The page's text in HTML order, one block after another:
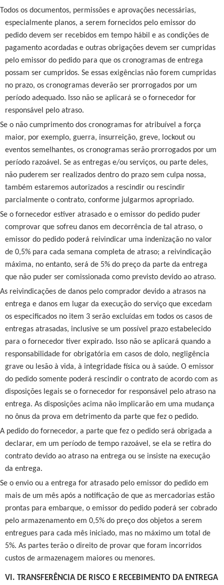
Todos os documentos, permissões e aprovações necessárias,
especialmente planos, a serem fornecidos pelo emissor do
pedido devem ser recebidos em tempo hábil e as condições de
pagamento acordadas e outras obrigações devem ser cumpridas
pelo emissor do pedido para que os cronogramas de entrega
possam ser cumpridos. Se essas exigências não forem cumpridas
no prazo, os cronogramas deverão ser prorrogados por um
período adequado. Isso não se aplicará se o fornecedor for
responsável pelo atraso.
Se o não cumprimento dos cronogramas for atribuível a força
maior, por exemplo, guerra, insurreição, greve, lockout ou
eventos semelhantes, os cronogramas serão prorrogados por um
período razoável. Se as entregas e/ou serviços, ou parte deles,
não puderem ser realizados dentro do prazo sem culpa nossa,
também estaremos autorizados a rescindir ou rescindir
parcialmente o contrato, conforme julgarmos apropriado.
Se o fornecedor estiver atrasado e o emissor do pedido puder
comprovar que sofreu danos em decorrência de tal atraso, o
emissor do pedido poderá reivindicar uma indenização no valor
de 0,5% para cada semana completa de atraso; a reivindicação
máxima, no entanto, será de 5% do preço da parte da entrega
que não puder ser comissionada como previsto devido ao atraso.
As reivindicações de danos pelo comprador devido a atrasos na
entrega e danos em lugar da execução do serviço que excedam
os especificados no item 3 serão excluídas em todos os casos de
entregas atrasadas, inclusive se um possível prazo estabelecido
para o fornecedor tiver expirado. Isso não se aplicará quando a
responsabilidade for obrigatória em casos de dolo, negligência
grave ou lesão à vida, à integridade física ou à saúde. O emissor
do pedido somente poderá rescindir o contrato de acordo com as
disposições legais se o fornecedor for responsável pelo atraso na
entrega. As disposições acima não implicarão em uma mudança
no ônus da prova em detrimento da parte que fez o pedido.
A pedido do fornecedor, a parte que fez o pedido será obrigada a
declarar, em um período de tempo razoável, se ela se retira do
contrato devido ao atraso na entrega ou se insiste na execução
da entrega.
Se o envio ou a entrega for atrasado pelo emissor do pedido em
mais de um mês após a notificação de que as mercadorias estão
prontas para embarque, o emissor do pedido poderá ser cobrado
pelo armazenamento em 0,5% do preço dos objetos a serem
entregues para cada mês iniciado, mas no máximo um total de
5%. As partes terão o direito de provar que foram incorridos
custos de armazenagem maiores ou menores.
VI. TRANSFERÊNCIA DE RISCO E RECEBIMENTO DA ENTREGA